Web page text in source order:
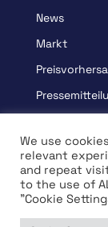
News
Markt
Lernen
Interview
We use
relevant
and repeat
to the use of
"Cookie